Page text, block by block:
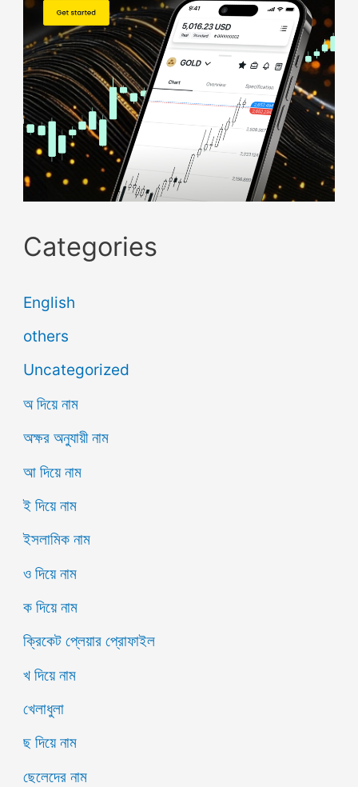
Categories
English
others
Uncategorized
অ দিয়ে নাম
অক্ষর অনুযায়ী নাম
আ দিয়ে নাম
ই দিয়ে নাম
ইসলামিক নাম
ও দিয়ে নাম
ক দিয়ে নাম
ক্রিকেট প্লেয়ার প্রোফাইল
খ দিয়ে নাম
খেলাধুলা
ছ দিয়ে নাম
ছেলেদের নাম